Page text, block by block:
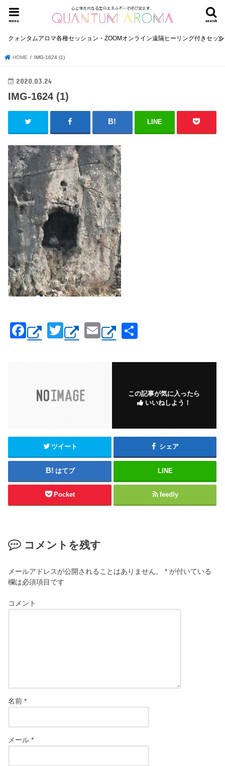
search
menu
クォンタムアロマ各種セッション・ZOOMオンライン遠隔ヒーリング付きセッ
HOME IMG-1624 (1)
2020.03.24
IMG-1624 (1)
LINE
F
a
T
wi
E
m
ail
この記事が気に入ったら
いいねしよう！
ツイート シェア
はてブ LINE
Pocket feedly
コメントを残す
メールアドレスが公開されることはありません。 * が付いている
欄は必須項目です
コメント
名前*
メール*